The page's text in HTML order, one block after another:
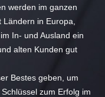
werden im ganzen
in Europa,
In- und Ausland ein
alten Kunden gut
Bestes geben, um
zum Erfolg im